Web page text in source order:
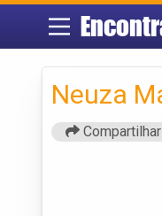
Neuza
Compartilhar